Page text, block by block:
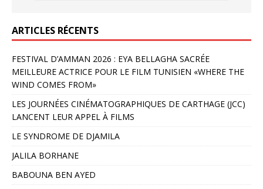
ARTICLES RÉCENTS
FESTIVAL D’AMMAN 2026 : EYA BELLAGHA SACRÉE
MEILLEURE ACTRICE POUR LE FILM TUNISIEN «WHERE THE
WIND COMES FROM»
LES JOURNÉES CINÉMATOGRAPHIQUES DE CARTHAGE (JCC)
LANCENT LEUR APPEL À FILMS
LE SYNDROME DE DJAMILA
JALILA BORHANE
BABOUNA BEN AYED